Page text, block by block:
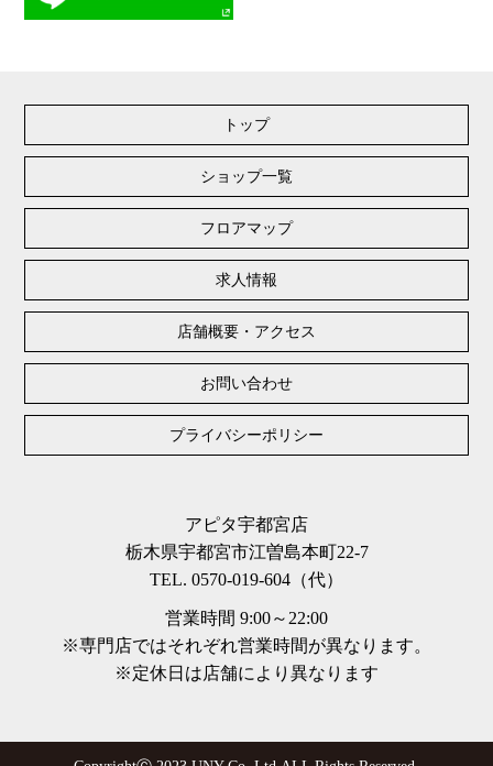
トップ
ショップ一覧
フロアマップ
求人情報
店舗概要・アクセス
お問い合わせ
プライバシーポリシー
アピタ宇都宮店
栃木県宇都宮市江曽島本町22-7
TEL. 0570-019-604（代）
営業時間 9:00～22:00
※専門店ではそれぞれ営業時間が異なります。
※定休日は店舗により異なります